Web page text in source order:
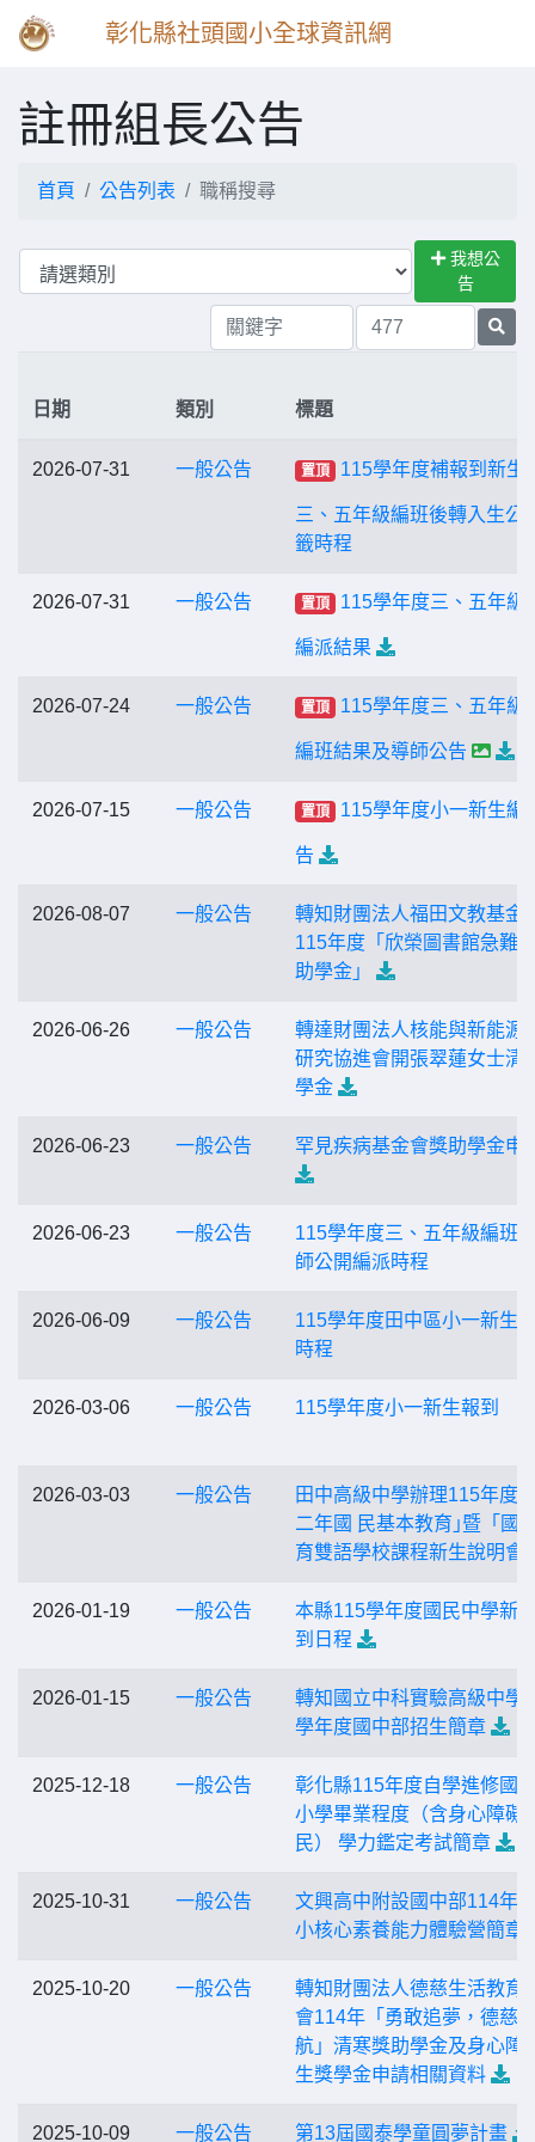
彰化縣社頭國小全球資訊網
註冊組長公告
首頁 公告列表 職稱搜尋
我想公
告
日期 類別 標題
2026-07-31 一般公告 置頂 115學年度補報到新生
三、五年級編班後轉入生公
籤時程
2026-07-31 一般公告 置頂 115學年度三、五年級
編派結果
2026-07-24 一般公告 置頂 115學年度三、五年級
編班結果及導師公告
2026-07-15 一般公告 置頂 115學年度小一新生編
告
2026-08-07 一般公告
轉知財團法人福田文教基金
115年度「欣榮圖書館急難
助學金」
2026-06-26 一般公告
轉達財團法人核能與新能源
研究協進會開張翠蓮女士清
學金
2026-06-23 一般公告 罕見疾病基金會獎助學金申
2026-06-23 一般公告
115學年度三、五年級編班
師公開編派時程
2026-06-09 一般公告
115學年度田中區小一新生
時程
2026-03-06 一般公告 115學年度小一新生報到
2026-03-03 一般公告
田中高級中學辦理115年度｢
二年國 民基本教育｣暨「國
育雙語學校課程新生說明會｣
2026-01-19 一般公告
本縣115學年度國民中學新
到日程
2026-01-15 一般公告
轉知國立中科實驗高級中學
學年度國中部招生簡章
2025-12-18 一般公告
彰化縣115年度自學進修國
小學畢業程度（含身心障礙
民） 學力鑑定考試簡章
2025-10-31 一般公告
文興高中附設國中部114年
小核心素養能力體驗營簡章
2025-10-20 一般公告
轉知財團法人德慈生活教育
會114年「勇敢追夢，德慈
航」清寒獎助學金及身心障
生獎學金申請相關資料
2025-10-09 一般公告 第13屆國泰學童圓夢計畫